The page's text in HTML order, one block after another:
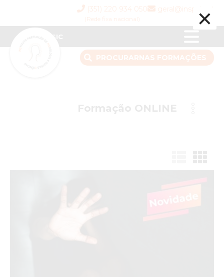
(351) 220 934 050
(Rede fixa nacional)
geral@inspsic.pt
PROCURARNAS FORMAÇÕES
×